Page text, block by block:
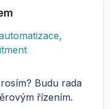
,
Budu rada
řízením.